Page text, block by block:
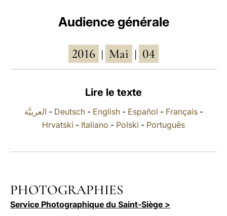
ESPAÑOL
LATINE
Audience générale
2016 Mai 04
Lire le texte
العربيَّة - Deutsch- English- Español - Français-
Hrvatski - Italiano - Polski - Português
PHOTOGRAPHIES
Service Photographique du Saint-Siège >